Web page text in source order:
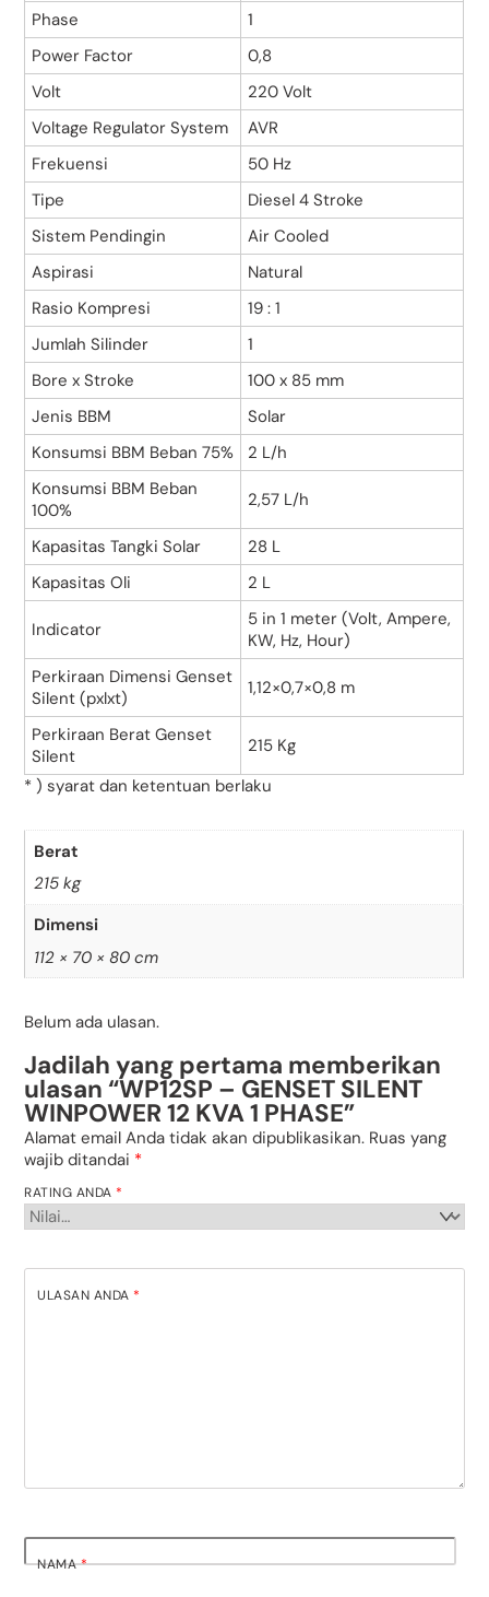
Phase
1
Power Factor
0,8
Volt
220 Volt
Voltage Regulator System
AVR
Frekuensi
50 Hz
Tipe
Diesel 4 Stroke
Sistem Pendingin
Air Cooled
Aspirasi
Natural
Rasio Kompresi
19 : 1
Jumlah Silinder
1
Bore x Stroke
100 x 85 mm
Jenis BBM
Solar
Konsumsi BBM Beban 75%
2 L/h
Konsumsi BBM Beban
100%
2,57 L/h
Kapasitas Tangki Solar
28 L
Kapasitas Oli
2 L
Indicator
5 in 1 meter (Volt, Ampere,
KW, Hz, Hour)
Perkiraan Dimensi Genset
Silent (pxlxt)
1,12×0,7×0,8 m
Perkiraan Berat Genset
Silent
215 Kg
* ) syarat dan ketentuan berlaku
Berat
215 kg
Dimensi
112 × 70 × 80 cm
Belum ada ulasan.
Jadilah yang pertama memberikan
ulasan “WP12SP – GENSET SILENT
WINPOWER 12 KVA 1 PHASE”
Alamat email Anda tidak akan dipublikasikan. Ruas yang
wajib ditandai *
RATING ANDA *
ULASAN ANDA *
NAMA*